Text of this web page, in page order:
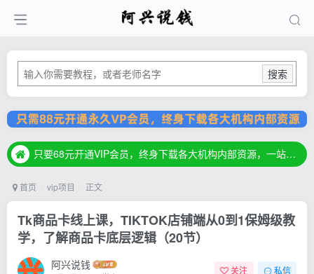
搜索
只要68元开通VIP会员，终身下载各大机构内部资源，一站式草根创业基地，最新最强网赚教程大全，小投入，大回报！
只要68元开通VIP会员，终身下载各大机构内部资源，一站式草根创业基地，最新最强网赚教程大全，小投入，大回报！
只要68元开通VIP会员，终身下载各大机构内部资源，一站式草根创业基地，最新最强网赚教程大全，小投入，大回报！
首页 vip项目 正文
Tk商品卡线上课，TIKTOK店铺端从0到1保姆级教
学，了解商品卡底层逻辑（20节）
阿兴说钱 关注 私信